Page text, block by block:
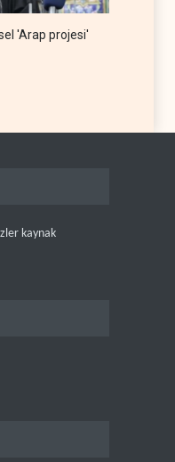
'Arap projesi'
kaynak